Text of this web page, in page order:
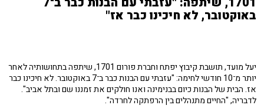
באוקטובר, לא חיכינו כבר אז"
יעל מועד, תושבת קיבוץ יפתח וחברת פורום 1701, שיתפה בתחושותיה לאחר
יותר מ־10 חודשי לחימה: "עזבתי עם הבנות כבר ב־7 באוקטובר. לא חיכינו כבר
אז. הבית של הבנות כיום בבנימינה ואנו חולקים את זמננו שם ובתל אביב".
לדבריה, "החיים מתנהלים בין הרפתקה לחרדה".